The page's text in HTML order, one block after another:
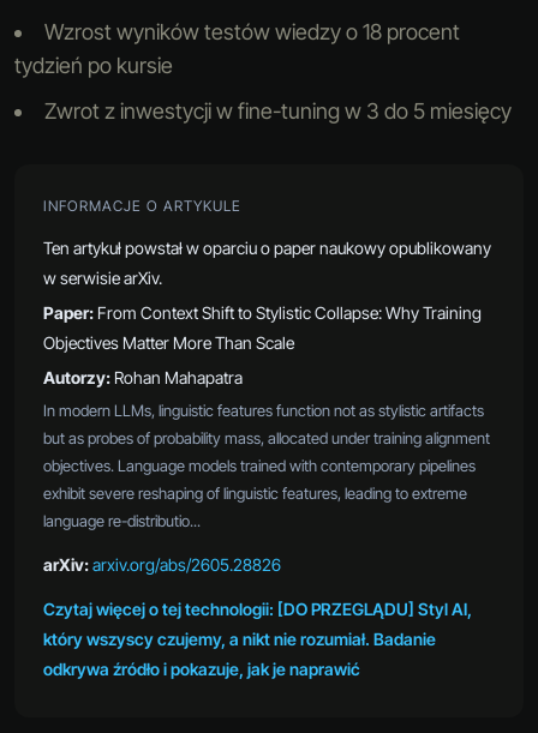
Wzrost wyników testów wiedzy o 18 procent
tydzień po kursie
Zwrot z inwestycji w fine-tuning w 3 do 5 miesięcy
INFORMACJE O ARTYKULE
Ten artykuł powstał w oparciu o paper naukowy opublikowany
w serwisie arXiv.
Paper: From Context Shift to Stylistic Collapse: Why Training
Objectives Matter More Than Scale
Autorzy: Rohan Mahapatra
In modern LLMs, linguistic features function not as stylistic artifacts
but as probes of probability mass, allocated under training alignment
objectives. Language models trained with contemporary pipelines
exhibit severe reshaping of linguistic features, leading to extreme
language re-distributio...
arXiv:arxiv.org/abs/2605.28826
Czytaj więcej o tej technologii: [DO PRZEGLĄDU] Styl AI,
który wszyscy czujemy, a nikt nie rozumiał. Badanie
odkrywa źródło i pokazuje, jak je naprawić